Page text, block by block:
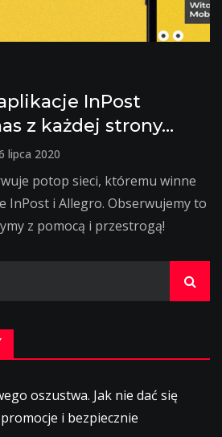
InPost
z każdej strony…
lipca 2020
potop sieci, któremu winne
InPost i Allegro. Obserwujemy to
z pomocą i przestrogą!
oszustwa. Jak nie dać się
promocje i bezpiecznie